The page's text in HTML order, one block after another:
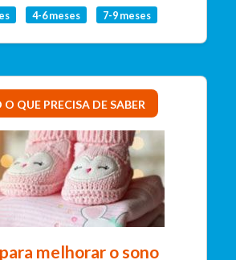
4-6 meses 7-9 meses
QUE PRECISA DE SABER
melhorar o sono